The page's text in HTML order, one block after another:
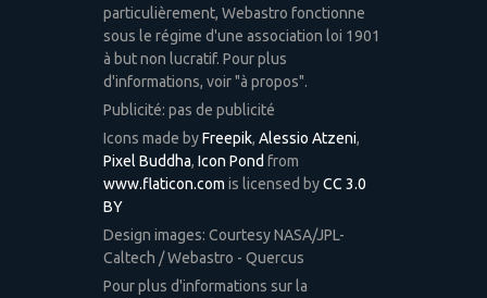
particulièrement, Webastro fonctionne
sous le régime d'une association loi 1901
à but non lucratif. Pour plus
d'informations, voir "à propos".
Publicité: pas de publicité
Icons made byFreepik, Alessio Atzeni,
Pixel Buddha, Icon Pond from
www.flaticon.com is licensed byCC 3.0
BY
Design images: Courtesy NASA/JPL-
Caltech / Webastro - Quercus
Pour plus d'informations sur la